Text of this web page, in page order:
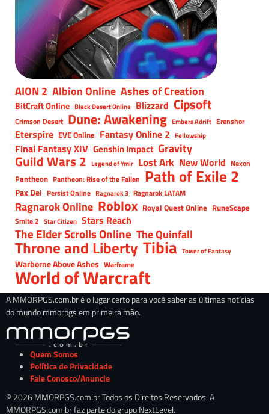
AION 2 Albion Online Ashes of Creation
BitCraft Online Black Desert Online Blizzard Cipsoft
Crimson Desert Dune: Awakening Embers Adrift Erenshor
Eterspire EVE Online Fantasy Online 2 Fellowship
Final Fantasy XIV Genshin Impact Gravity
Guild Wars 2 Legend of Ymir Lost Ark New World Nexon
Pantheon Pantheon: Rise of the Fallen Path of Exile 2
Pax Dei Persist Online Ragnarok 3 Ragnarok LATAM
Ragnarok Online Roblox Royal Quest Online RuneScape
Smite 2 Star Citizen Stars Reach
The Elder Scrolls Online The Quinfall
Throne and Liberty Tibia Tower of Fantasy
Warborne Above Ashes Warframe
World of Warcraft
A MMORPGS.com.br é o lugar certo para você saber as últimas notícias
do mundo mmorpgs em primeira mão.
Quem Somos
Política de Privacidade
Fale Conosco/Anuncie
© 2026 MMORPGS.com.br Todos os Direitos Reservados. A
MMORPGS.com.br faz parte do grupo NextLevel.